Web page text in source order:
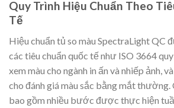
Quy Trình Hiệu Chuẩn Theo
Tế
Hiệu chuẩn tủ so màu SpectraLight QC
các tiêu chuẩn quốc tế như ISO 3664
xem màu cho ngành in ấn và nhiếp ảnh,
cho đánh giá màu sắc bằng mắt thường.
bao gồm nhiều bước được thực hiện